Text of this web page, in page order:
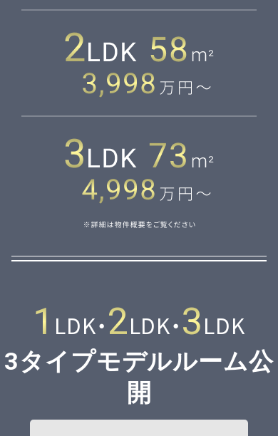
1 LDK・2LDK・3LDK
3タイプモデルルーム公
開